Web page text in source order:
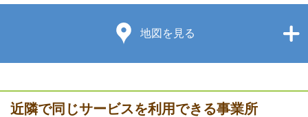
地図を見る
近隣で同じサービスを利用できる事業所